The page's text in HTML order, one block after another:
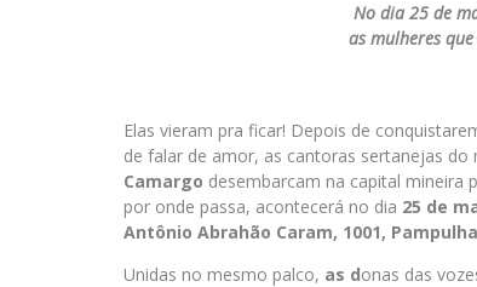
No dia 25 de
as mulheres
Elas vieram pra ficar! Depois de
de falar de amor, as cantoras sertanejas do
Camargo desembarcam na capital mineira
por onde passa, acontecerá no dia 25 de
Antônio Abrahão Caram, 1001,
Unidas no mesmo palco, as donas das